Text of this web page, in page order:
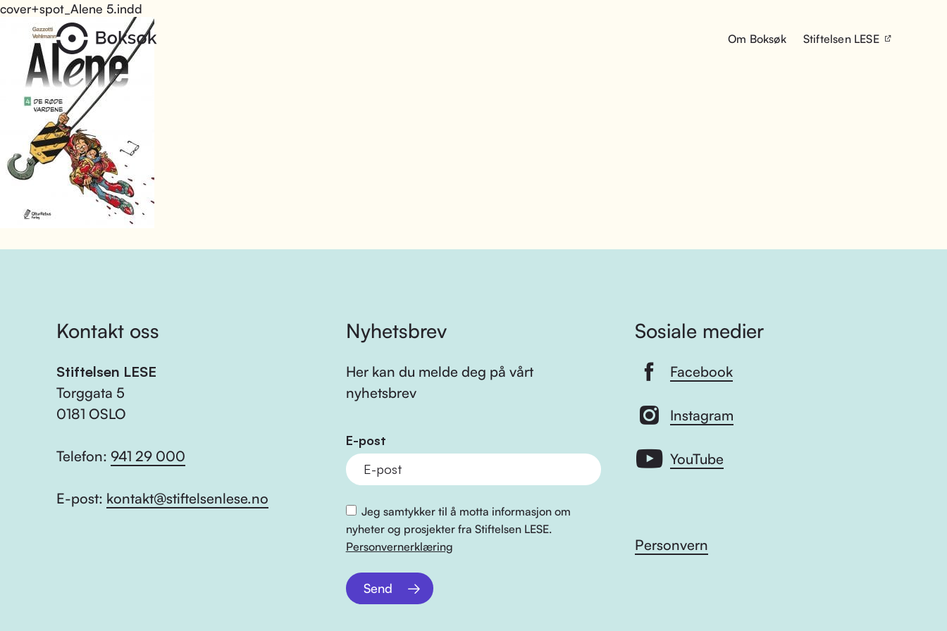
Om Boksøk Stiftelsen LESE
cover+spot_Alene 5.indd
Kontakt oss
Stiftelsen LESE
Torggata 5
0181 OSLO
Telefon: 941 29 000
E-post: kontakt@stiftelsenlese.no
Nyhetsbrev
Her kan du melde deg på vårt
nyhetsbrev
E-post
Jeg samtykker til å motta informasjon om
nyheter og prosjekter fra Stiftelsen LESE.
Personvernerklæring
Send
Sosiale medier
Facebook
Instagram
YouTube
Personvern